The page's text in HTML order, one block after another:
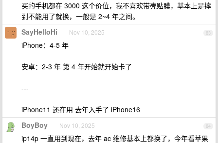
买的手机都在 3000 这个价位，我不喜欢带壳贴膜，基本上是摔
到不能用了就换，一般是 2~4 年之间。
63
SayHelloHi Nov 10, 2025
iPhone：4-5 年
安卓：2-3 年 第 4 年开始就开始卡了
---
iPhone11 还在用 去年入手了 iPhone16
64
BoyBoy Nov 10, 2025
ip14p 一直用到现在，去年 ac 维修基本上都换了，今年看苹果